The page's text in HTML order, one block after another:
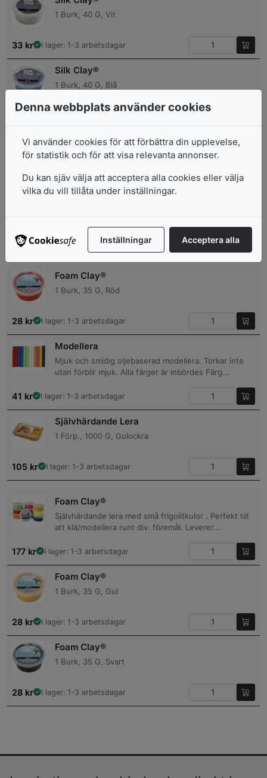
1 Burk, 40 G, Vit
33 kr I lager: 1-3 arbetsdagar
Silk Clay®
1 Burk, 40 G, Blå
I lager: 1-3 arbetsdagar
Silk Clay®
1 Burk, 40 G, Gul
kr I lager: 1-3 arbetsdagar
Populärt i denna kategori
Foam Clay®
1 Burk, 35 G, Röd
28 kr I lager: 1-3 arbetsdagar
Modellera
Mjuk och smidig oljebaserad modellera. Torkar inte
utan förblir mjuk. Alla färger är inbördes Färg...
41 kr I lager: 1-3 arbetsdagar
Självhärdande Lera
1 Förp., 1000 G, Gulockra
105 kr I lager: 1-3 arbetsdagar
Foam Clay®
Självhärdande lera med små frigolitkulor . Perfekt till
att klä/modellera runt div. föremål. Leverer...
177 kr I lager: 1-3 arbetsdagar
Foam Clay®
1 Burk, 35 G, Gul
28 kr I lager: 1-3 arbetsdagar
Foam Clay®
1 Burk, 35 G, Svart
28 kr I lager: 1-3 arbetsdagar
Denna webbplats använder cookies
Vi använder cookies för att förbättra din upplevelse,
för statistik och för att visa relevanta annonser.
Du kan sjäv välja att acceptera alla cookies eller välja
vilka du vill tillåta under inställningar.
Inställningar Acceptera alla